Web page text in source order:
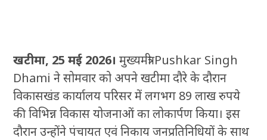
खटीमा, 25 मई 2026। मुख्यमंत्री Pushkar Singh
Dhami ने सोमवार को अपने खटीमा दौरे के दौरान
विकासखंड कार्यालय परिसर में लगभग 89 लाख रुपये
की विभिन्न विकास योजनाओं का लोकार्पण किया। इस
दौरान उन्होंने पंचायत एवं निकाय जनप्रतिनिधियों के साथ